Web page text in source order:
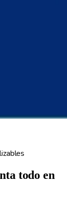
todo en